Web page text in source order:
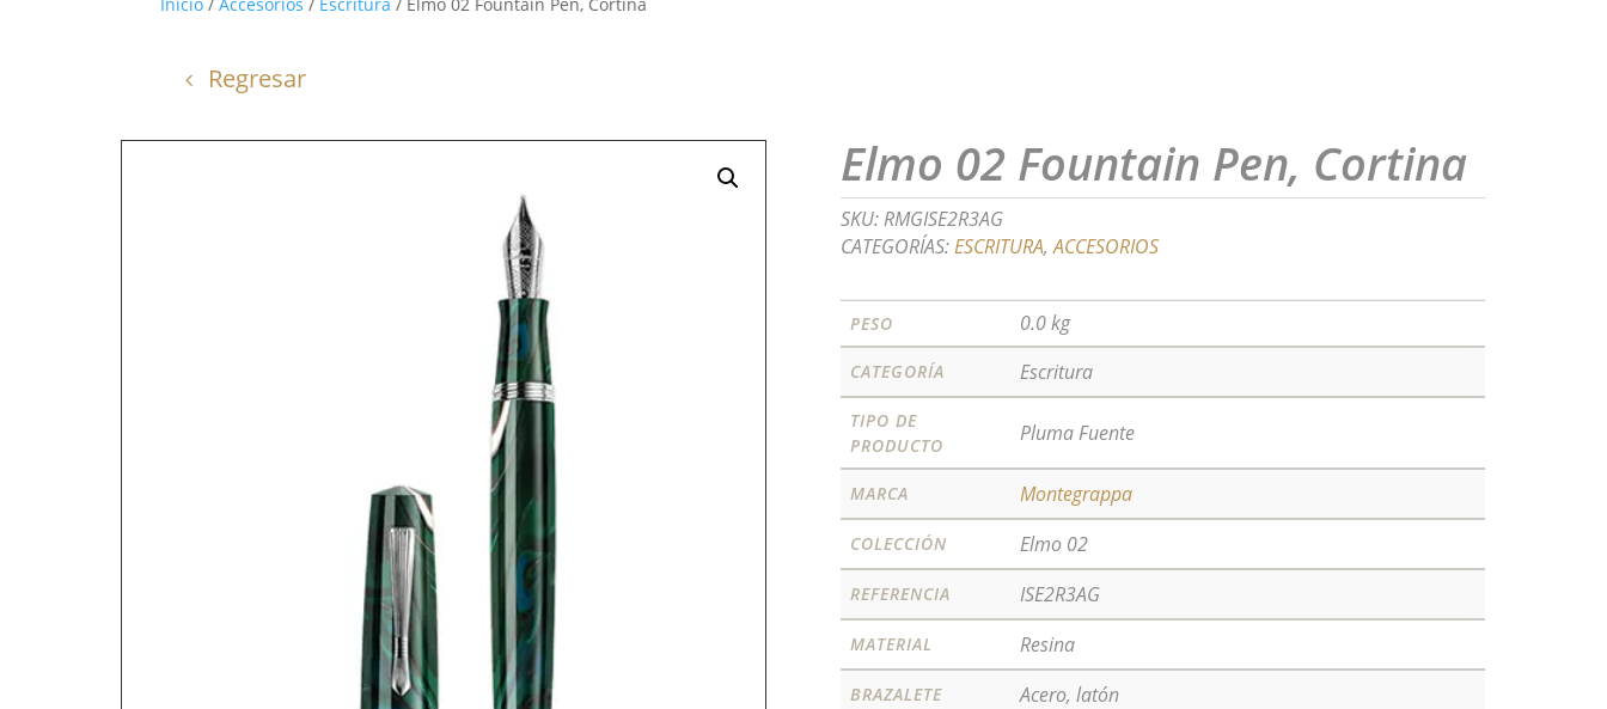
Regresar
Elmo 02 Fountain Pen, Cortina
SKU:RMGISE2R3AG
CATEGORÍAS:ESCRITURA,ACCESORIOS
PESO 0.0 kg
CATEGORÍA Escritura
TIPO DE
PRODUCTO
Pluma Fuente
MARCA Montegrappa
COLECCIÓN Elmo 02
REFERENCIA ISE2R3AG
MATERIAL Resina
BRAZALETE Acero, latón